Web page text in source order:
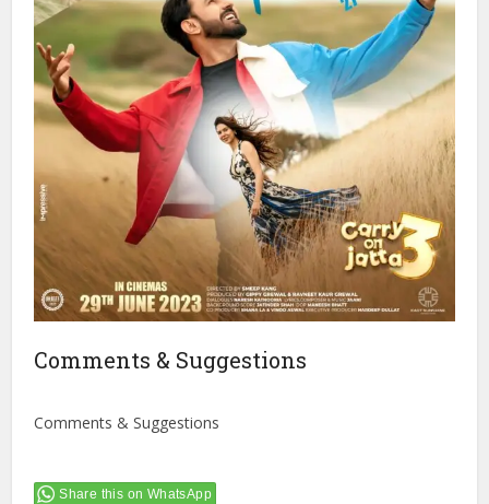
Comments & Suggestions
Comments & Suggestions
Share this on WhatsApp